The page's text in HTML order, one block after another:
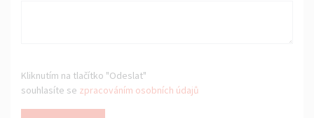
Kliknutím na tlačítko "Odeslat"
souhlasíte se zpracováním osobních údajů